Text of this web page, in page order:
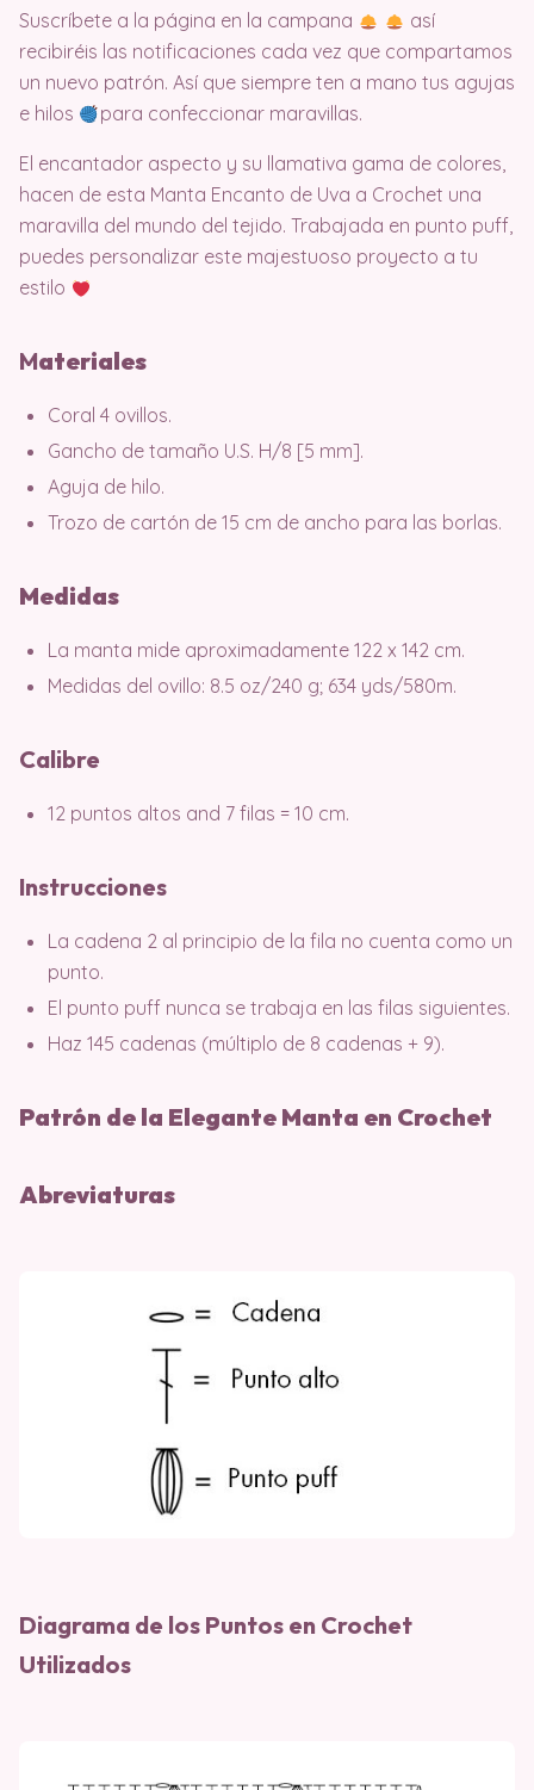
Suscríbete a la página en la campana
así
recibiréis las notificaciones cada vez que compartamos
un nuevo patrón. Así que siempre ten a mano tus agujas
e hilos
para confeccionar maravillas.
El encantador aspecto y su llamativa gama de colores,
hacen de esta Manta Encanto de Uva a Crochet una
maravilla del mundo del tejido. Trabajada en punto puff,
puedes personalizar este majestuoso proyecto a tu
estilo
Materiales
Coral 4 ovillos.
Gancho de tamaño U.S. H/8 [5 mm].
Aguja de hilo.
Trozo de cartón de 15 cm de ancho para las borlas.
Medidas
La manta mide aproximadamente 122 x 142 cm.
Medidas del ovillo: 8.5 oz/240 g; 634 yds/580m.
Calibre
12 puntos altos and 7 filas = 10 cm.
Instrucciones
La cadena 2 al principio de la fila no cuenta como un
punto.
El punto puff nunca se trabaja en las filas siguientes.
Haz 145 cadenas (múltiplo de 8 cadenas + 9).
Patrón de la Elegante Manta en Crochet
Abreviaturas
Diagrama de los Puntos en Crochet
Utilizados